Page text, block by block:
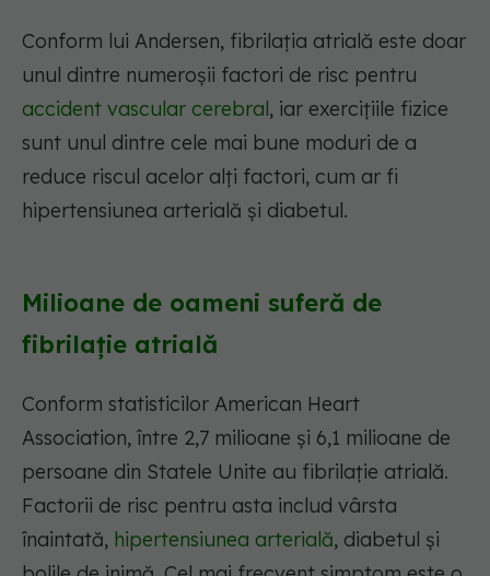
Conform lui Andersen, fibrilația atrială este doar
unul dintre numeroșii factori de risc pentru
accident vascular cerebral, iar exercițiile fizice
sunt unul dintre cele mai bune moduri de a
reduce riscul acelor alți factori, cum ar fi
hipertensiunea arterială și diabetul.
Milioane de oameni suferă de
fibrilație atrială
Conform statisticilor American Heart
Association, între 2,7 milioane și 6,1 milioane de
persoane din Statele Unite au fibrilație atrială.
Factorii de risc pentru asta includ vârsta
înaintată, hipertensiunea arterială, diabetul și